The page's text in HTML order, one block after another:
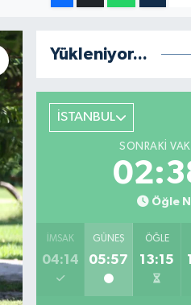
Yükleniyor...
İSTANBUL
SONRAKI
Öğle
İMSAK
04:14
GÜNEŞ
05:57
ÖĞLE
13:15